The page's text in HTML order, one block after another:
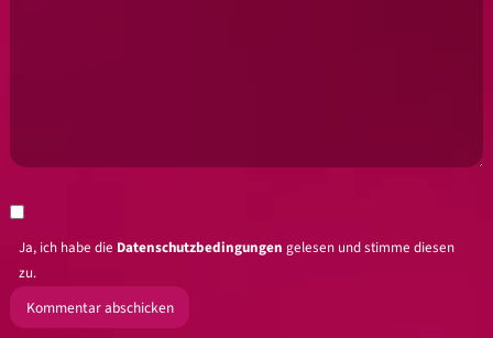
Ja, ich habe die Datenschutzbedingungen gelesen und stimme diesen
zu.